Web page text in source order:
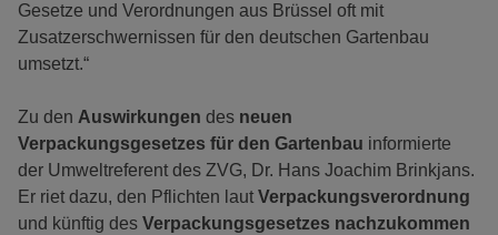
Gesetze und Verordnungen aus Brüssel oft mit
Zusatzerschwernissen für den deutschen Gartenbau
umsetzt.“
Zu den Auswirkungen des neuen
Verpackungsgesetzes für den Gartenbau informierte
der Umweltreferent des ZVG, Dr. Hans Joachim Brinkjans.
Er riet dazu, den Pflichten laut Verpackungsverordnung
und künftig des Verpackungsgesetzes nachzukommen